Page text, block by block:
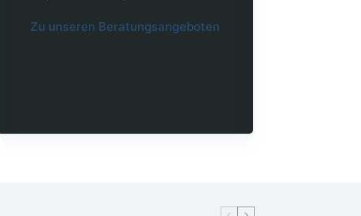
Zu unseren Beratungsangeboten